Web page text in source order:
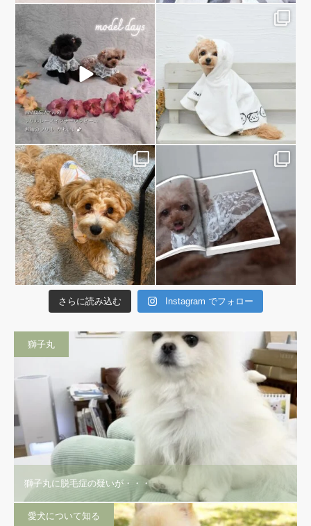
さらに読み込む Instagram でフォロー
獅子丸
獅子丸に脱毛症の疑いが・・・
愛犬について知る